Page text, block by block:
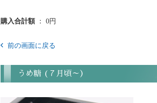
購入合計額 ： 0円
前の画面に戻る
うめ糖 (７月頃～）